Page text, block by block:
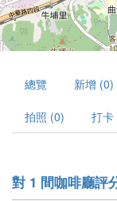
總覽 新增 (0)
拍照 (0) 打卡
對 1 間咖啡廳評